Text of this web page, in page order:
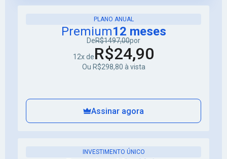
PLANO ANUAL
Premium12 meses
DeR$1497,00por
12x deR$24,90
Ou R$298,80 à vista
Assinar agora
INVESTIMENTO ÚNICO